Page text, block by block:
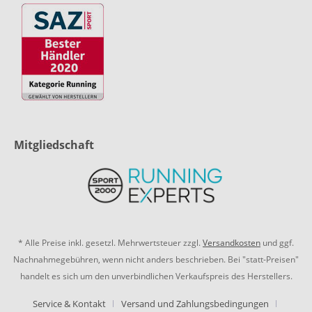
Mitgliedschaft
* Alle Preise inkl. gesetzl. Mehrwertsteuer zzgl. Versandkosten und ggf.
Nachnahmegebühren, wenn nicht anders beschrieben. Bei "statt-Preisen"
handelt es sich um den unverbindlichen Verkaufspreis des Herstellers.
Service & Kontakt Versand und Zahlungsbedingungen